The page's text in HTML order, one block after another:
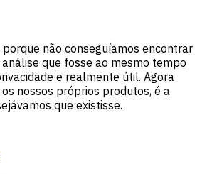
não conseguíamos encontrar
que fosse ao mesmo tempo
e realmente útil. Agora
nossos próprios produtos, é a
que existisse.